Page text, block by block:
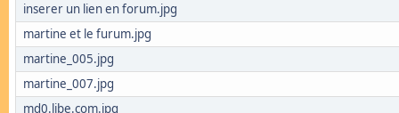
inserer un lien en forum.jpg
martine et le furum.jpg
martine_005.jpg
martine_007.jpg
md0.libe.com.jpg